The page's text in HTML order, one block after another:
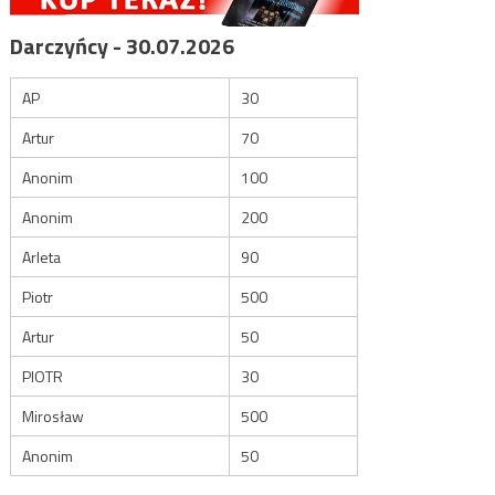
Darczyńcy - 30.07.2026
AP
30
Artur
70
Anonim
100
Anonim
200
Arleta
90
Piotr
500
Artur
50
PIOTR
30
Mirosław
500
Anonim
50